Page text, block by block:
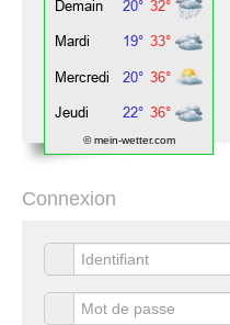
© mein-wetter.com
Connexion